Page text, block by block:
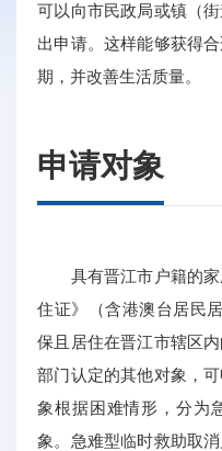
可以向市民政局或镇（
出申请。这样能够获得
期，并改善生活质量。
申请对象
具有晋江市户籍的
住证》（含港澳台居民
保且居住在晋江市辖区
部门认定的其他对象，
象根据困难情形，分为
象。急难型临时救助取